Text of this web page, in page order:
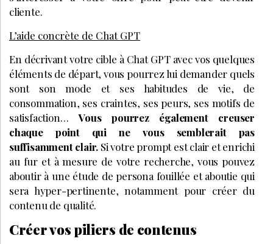
cliente.
L’aide concrète de Chat GPT
En décrivant votre cible à Chat GPT avec vos quelques
éléments de départ, vous pourrez lui demander quels
sont son mode et ses habitudes de vie, de
consommation, ses craintes, ses peurs, ses motifs de
satisfaction…Vous pourrez également creuser
chaque point qui ne vous semblerait pas
suffisamment clair. Si votre prompt est clair et enrichi
au fur et à mesure de votre recherche, vous pouvez
aboutir à une étude de persona fouillée et aboutie qui
sera hyper-pertinente, notamment pour créer du
contenu de qualité.
Créer vos piliers de contenus